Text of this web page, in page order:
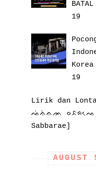
19
19
Lirik dan
ᨕᨗᨊᨗᨊᨏ ᨔᨅᨑᨕᨙ
Sabbarae]